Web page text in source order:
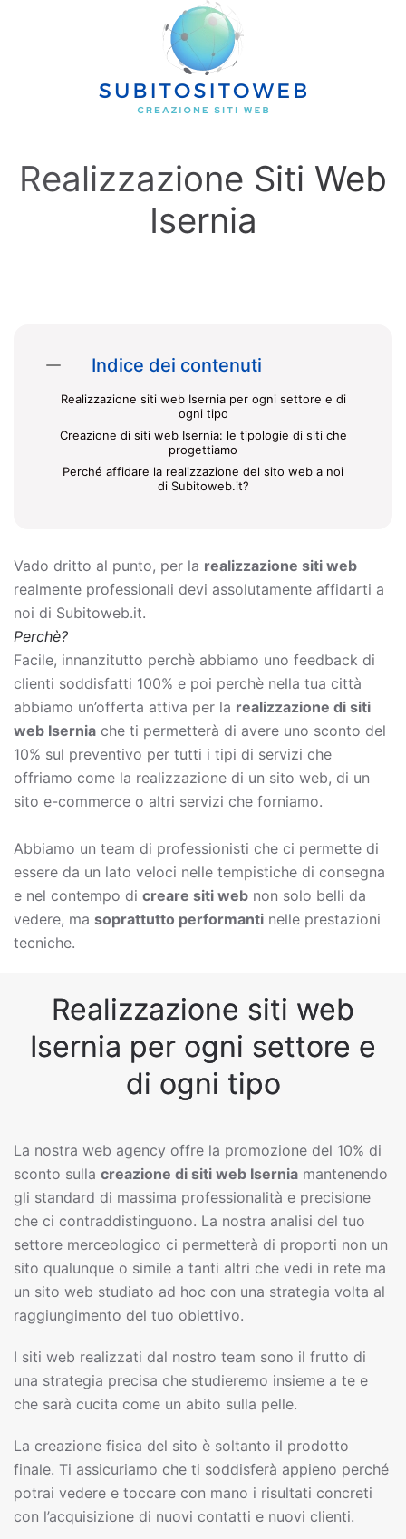
Skip to main content
Realizzazione Siti Web
Isernia
Indice dei contenuti
Realizzazione siti web Isernia per ogni settore e di
ogni tipo
Creazione di siti web Isernia: le tipologie di siti che
progettiamo
Perché affidare la realizzazione del sito web a noi
di Subitoweb.it?
Vado dritto al punto, per la realizzazione siti web
realmente professionali devi assolutamente affidarti a
noi di Subitoweb.it.
Perchè?
Facile, innanzitutto perchè abbiamo uno feedback di
clienti soddisfatti 100% e poi perchè nella tua città
abbiamo un’offerta attiva per la realizzazione di siti
web Isernia che ti permetterà di avere uno sconto del
10% sul preventivo per tutti i tipi di servizi che
offriamo come la realizzazione di un sito web, di un
sito e-commerce o altri servizi che forniamo.
Abbiamo un team di professionisti che ci permette di
essere da un lato veloci nelle tempistiche di consegna
e nel contempo di creare siti web non solo belli da
vedere, ma soprattutto performanti nelle prestazioni
tecniche.
Realizzazione siti web
Isernia per ogni settore e
di ogni tipo
La nostra web agency offre la promozione del 10% di
sconto sulla creazione di siti web Isernia mantenendo
gli standard di massima professionalità e precisione
che ci contraddistinguono. La nostra analisi del tuo
settore merceologico ci permetterà di proporti non un
sito qualunque o simile a tanti altri che vedi in rete ma
un sito web studiato ad hoc con una strategia volta al
raggiungimento del tuo obiettivo.
I siti web realizzati dal nostro team sono il frutto di
una strategia precisa che studieremo insieme a te e
che sarà cucita come un abito sulla pelle.
La creazione fisica del sito è soltanto il prodotto
finale. Ti assicuriamo che ti soddisferà appieno perché
potrai vedere e toccare con mano i risultati concreti
con l’acquisizione di nuovi contatti e nuovi clienti.